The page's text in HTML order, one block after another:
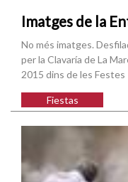
Imatges de la
No més imatges.
per la Clavaría de La
2015 dins de les Festes
Fiestas